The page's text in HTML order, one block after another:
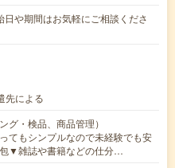
や期間はお気軽にご相談くださ
先による
グ・検品、商品管理）
てもシンプルなので未経験でも安
▼雑誌や書籍などの仕分…